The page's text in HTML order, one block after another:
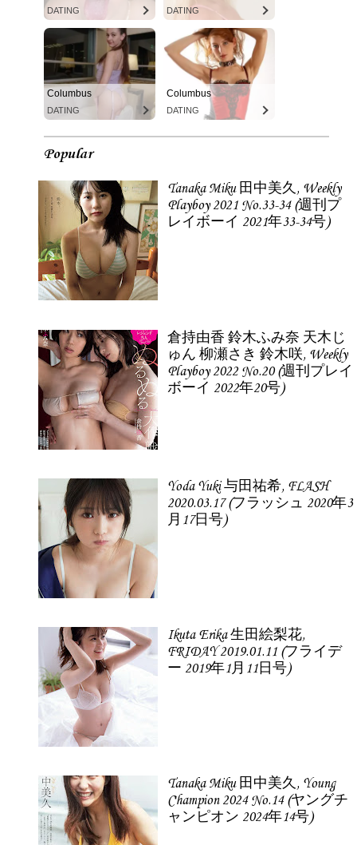
DATING DATING
Columbus
DATING
Columbus
DATING
Popular
Tanaka Miku 田中美久, Weekly
Playboy 2021 No.33-34 (週刊プ
レイボーイ 2021年33-34号)
倉持由香 鈴木ふみ奈 天木じ
ゅん 柳瀬さき 鈴木咲, Weekly
Playboy 2022 No.20 (週刊プレイ
ボーイ 2022年20号)
Yoda Yuki 与田祐希, FLASH
2020.03.17 (フラッシュ 2020年3
月17日号)
Ikuta Erika 生田絵梨花,
FRIDAY 2019.01.11 (フライデ
ー 2019年1月11日号)
Tanaka Miku 田中美久, Young
Champion 2024 No.14 (ヤングチ
ャンピオン 2024年14号)